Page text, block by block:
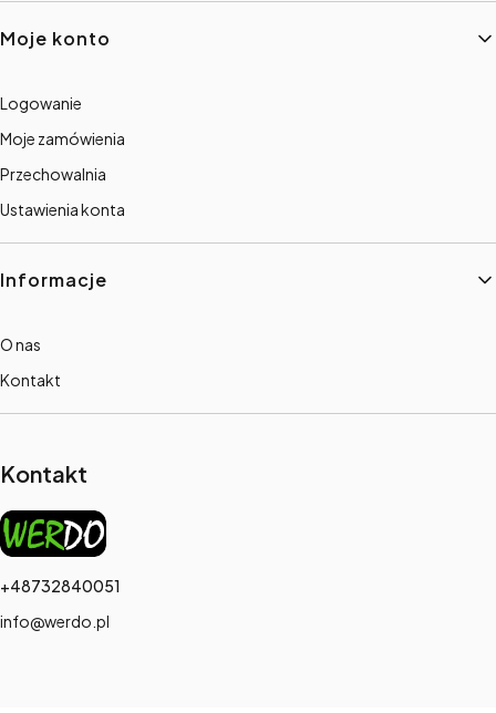
Moje konto
Logowanie
Moje zamówienia
Przechowalnia
Ustawienia konta
Informacje
O nas
Kontakt
Kontakt
+48732840051
info@werdo.pl